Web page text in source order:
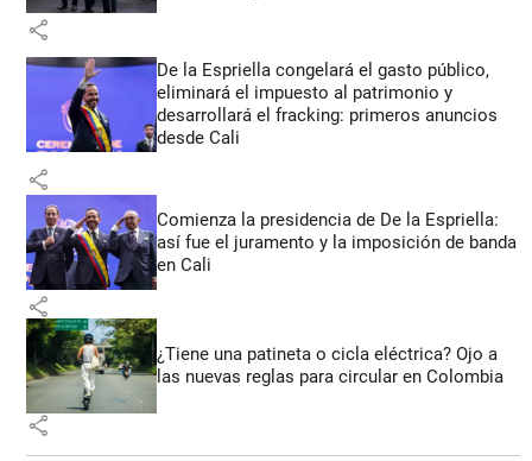
share
De la Espriella congelará el gasto público,
eliminará el impuesto al patrimonio y
desarrollará el fracking: primeros anuncios
desde Cali
share
Comienza la presidencia de De la Espriella:
así fue el juramento y la imposición de banda
en Cali
share
¿Tiene una patineta o cicla eléctrica? Ojo a
las nuevas reglas para circular en Colombia
share